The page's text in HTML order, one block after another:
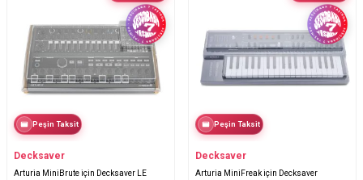
Peşin Taksit
Decksaver
Arturia MiniBrute için Decksaver LE
Peşin Taksit
Decksaver
Arturia MiniFreak için Decksaver